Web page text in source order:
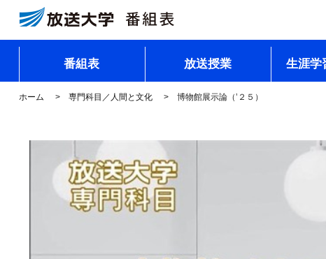
番組表 放送授業 生涯学
ホーム 専門科目／人間と文化 博物館展示論（’２５）